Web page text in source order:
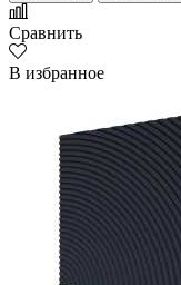
Сравнить
В избранное